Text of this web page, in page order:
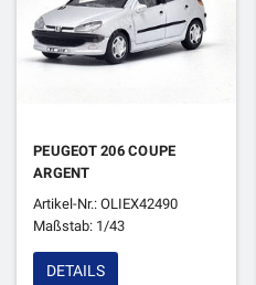
PEUGEOT 206 COUPE
ARGENT
Artikel-Nr.: OLIEX42490
Maßstab: 1/43
DETAILS